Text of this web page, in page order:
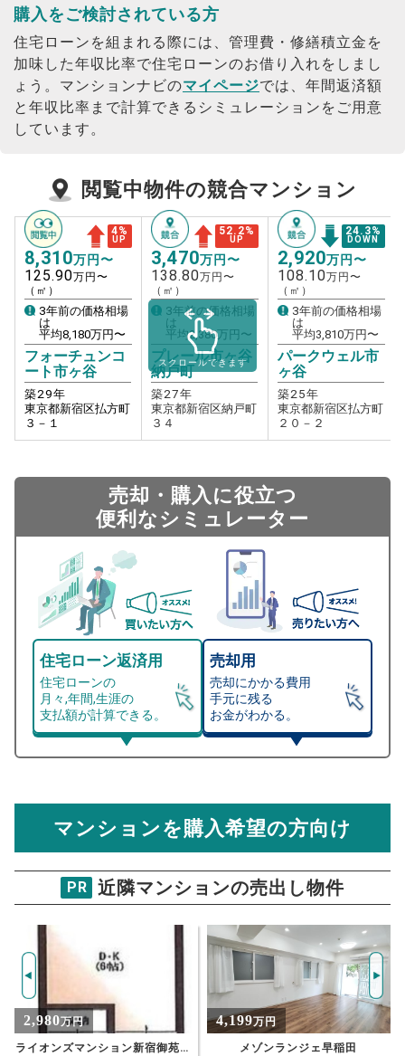
購入をご検討されている方
住宅ローンを組まれる際には、管理費・修繕積立金を
加味した年収比率で住宅ローンのお借り入れをしまし
ょう。 マンションナビのマイページでは、年間返済額
と年収比率まで計算できるシミュレーションをご用意
しています。
閲覧中物件の競合マンション
4%
UP
8,310万円〜
125.90万円〜
（㎡）
3年前の価格相場
は
平均8,180万円〜
フォーチュンコ
ート市ヶ谷
築29年
東京都新宿区払方町
３－１
52.2%
UP
3,470万円〜
138.80万円〜
（㎡）
3年前の価格相場
は
平均2,380万円〜
プレール市ヶ谷
納戸町
築27年
東京都新宿区納戸町
３４
24.3%
DOWN
2,920万円〜
108.10万円〜
（㎡）
3年前の価格相場
は
平均3,810万円〜
パークウェル市
ヶ谷
築25年
東京都新宿区払方町
２０－２
スクロールできます
売却・購入に役立つ
便利なシミュレーター
住宅ローン返済用
住宅ローンの
月々,年間,生涯の
支払額が計算できる。
売却用
売却にかかる費用
手元に残る
お金がわかる。
総支払額シミュレーション
物件価格
万円
ご希望の
年
住宅ローン
金利
%
マンション売却シミュレーター
フォーチュンコート市ヶ谷
試算条件 66㎡・3階
推定売却価格： 8084万円
資金計画のために査定額や希望売却価
マンションを購入希望の方向け
PR 近隣マンションの売出し物件
4,199万円
メゾンランジェ早稲田
17,800万円
スカイフォレストレジデンス